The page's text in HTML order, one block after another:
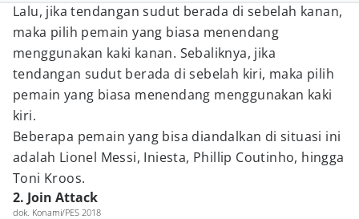
Lalu, jika tendangan sudut berada di sebelah kanan,
maka pilih pemain yang biasa menendang
menggunakan kaki kanan. Sebaliknya, jika
tendangan sudut berada di sebelah kiri, maka pilih
pemain yang biasa menendang menggunakan kaki
kiri.
Beberapa pemain yang bisa diandalkan di situasi ini
adalah Lionel Messi, Iniesta, Phillip Coutinho, hingga
Toni Kroos.
2. Join Attack
dok. Konami/PES 2018